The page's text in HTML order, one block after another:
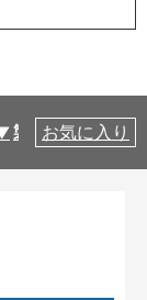
製品仕様
お気に入り